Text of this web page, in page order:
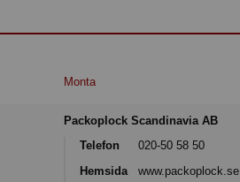
Monta
Packoplock Scandinavia AB
Telefon
020-50 58 50
Hemsida
www.packoplock.se